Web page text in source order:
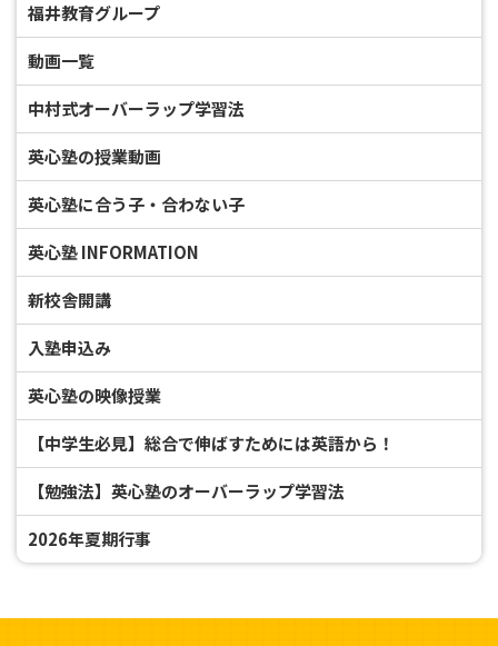
福井教育グループ
動画一覧
中村式オーバーラップ学習法
英心塾の授業動画
英心塾に合う子・合わない子
英心塾 INFORMATION
新校舎開講
入塾申込み
英心塾の映像授業
【中学生必見】総合で伸ばすためには英語から！
【勉強法】英心塾のオーバーラップ学習法
2026年夏期行事